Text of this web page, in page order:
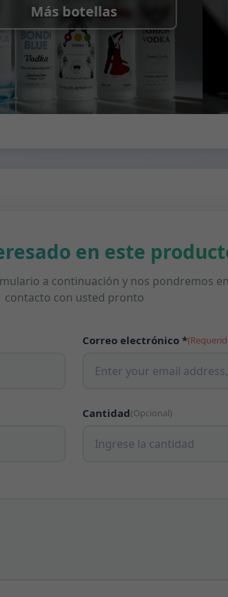
Más botellas
en este
a continuación y nos pondremos
contacto con usted pronto
Correo electrónico *
Cantidad(Opcional)